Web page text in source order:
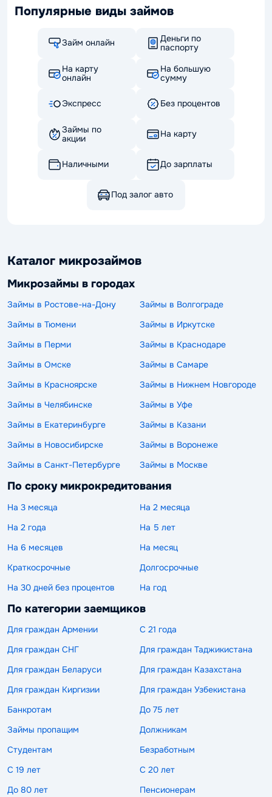
Популярные виды займов
Займ онлайн
Деньги по
паспорту
На карту
онлайн
На большую
сумму
Экспресс Без процентов
Займы по
акции
На карту
Наличными До зарплаты
Под залог авто
Каталог микрозаймов
Микрозаймы в городах
Займы в Ростове-на-Дону
Займы в Волгограде
Займы в Тюмени
Займы в Иркутске
Займы в Перми
Займы в Краснодаре
Займы в Омске
Займы в Самаре
Займы в Красноярске
Займы в Нижнем Новгороде
Займы в Челябинске
Займы в Уфе
Займы в Екатеринбурге
Займы в Казани
Займы в Новосибирске
Займы в Воронеже
Займы в Санкт-Петербурге
Займы в Москве
По сроку микрокредитования
На 3 месяца
На 2 месяца
На 2 года
На 5 лет
На 6 месяцев
На месяц
Краткосрочные
Долгосрочные
На 30 дней без процентов
На год
По категории заемщиков
Для граждан Армении
С 21 года
Для граждан СНГ
Для граждан Таджикистана
Для граждан Беларуси
Для граждан Казахстана
Для граждан Киргизии
Для граждан Узбекистана
Банкротам
До 75 лет
Займы пропащим
Должникам
Студентам
Безработным
С 19 лет
С 20 лет
До 80 лет
Пенсионерам